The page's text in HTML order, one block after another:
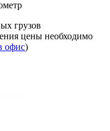
грузов
цены необходимо
офис)